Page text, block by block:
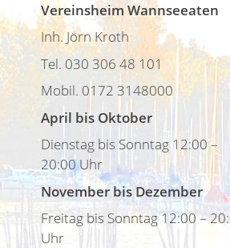
Vereinsheim Wannseeaten
Inh. Jörn Kroth
Tel. 030 306 48 101
Mobil. 0172 3148000
April bis Oktober
Dienstag bis Sonntag 12:00 –
20:00 Uhr
November bis Dezember
Freitag bis Sonntag 12:00 –
Uhr